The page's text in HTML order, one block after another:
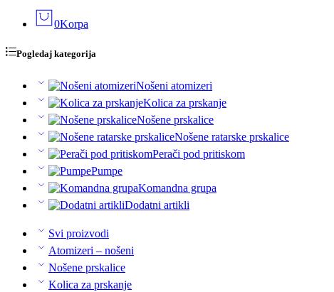
0Korpa
Pogledaj kategorija
Nošeni atomizeri
Kolica za prskanje
Nošene prskalice
Nošene ratarske prskalice
Perači pod pritiskom
Pumpe
Komandna grupa
Dodatni artikli
Svi proizvodi
Atomizeri – nošeni
Nošene prskalice
Kolica za prskanje